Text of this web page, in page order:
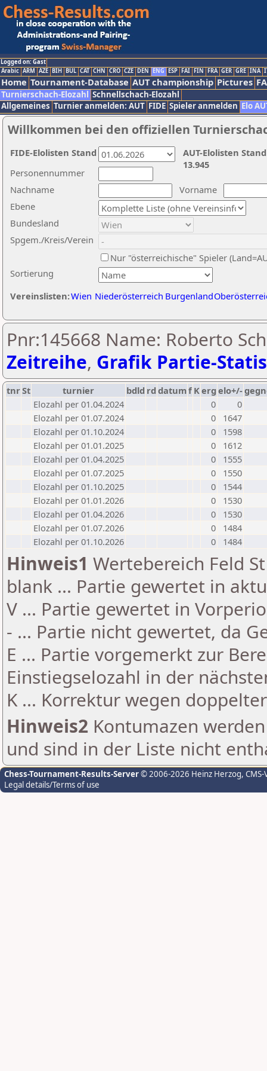
Logged on: Gast
Arabic ARM AZE BIH BUL CAT CHN CRO CZE DEN ENG ESP FAI FIN FRA GER GRE INA
Home Tournament-Database AUT championship Pictures
Turnierschach-Elozahl Schnellschach-Elozahl
Allgemeines Turnier anmelden: AUT FIDE Spieler anmelden Elo
Willkommen bei den offiziellen
Nachname
Vorname
Ebene
Sortierung
Personennummer
Bundesland
Spgem./Kreis/Verein
Nur "österreichische" Spieler
Vereinslisten:Wien Niederösterreich Burgenland
AUT-Elolisten
13.945
FIDE-Elolisten Stand
Pnr:145668 Name: Roberto
Zeitreihe, Grafik Partie-
tnrSt turnier bdld rd datumf Kerg elo+/-
Elozahl per 01.04.2024
0
0
Elozahl per 01.07.2024
0
1647
Elozahl per 01.10.2024
0
1598
Elozahl per 01.01.2025
0
1612
Elozahl per 01.04.2025
0
1555
Elozahl per 01.07.2025
0
1550
Elozahl per 01.10.2025
0
1544
Elozahl per 01.01.2026
0
1530
Elozahl per 01.04.2026
0
1530
Elozahl per 01.07.2026
0
1484
Elozahl per 01.10.2026
0 1484
Hinweis1 Wertebereich Feld
blank ... Partie gewertet in
V ... Partie gewertet in
- ... Partie nicht gewertet, da
E ... Partie vorgemerkt zur
Einstiegselozahl in der
K ... Korrektur wegen
Hinweis2 Kontumazen
und sind in der Liste nicht
Chess-Tournament-Results-Server© 2006-2026 Heinz Herzog,
Legal details/Terms of use